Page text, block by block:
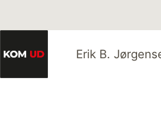
til
Erik B.